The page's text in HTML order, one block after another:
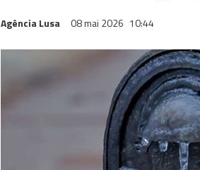
Agência Lusa 08 mai 2026 10:44